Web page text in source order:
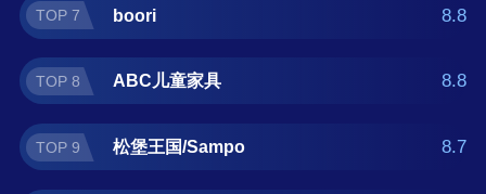
TOP 7 boori 8.8
TOP 8 ABC儿童家具 8.8
TOP 9 松堡王国/Sampo 8.7